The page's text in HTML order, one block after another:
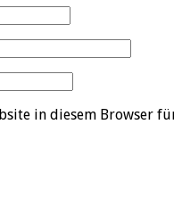
in diesem Browser